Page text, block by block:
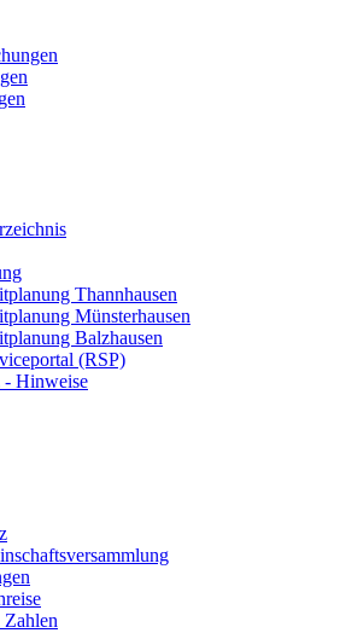
Thannhausen
Münsterhausen
Balzhausen
(RSP)
- Hinweise
Zahlen